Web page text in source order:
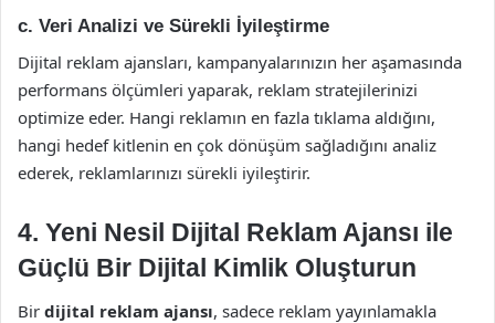
c. Veri Analizi ve Sürekli İyileştirme
Dijital reklam ajansları, kampanyalarınızın her aşamasında
performans ölçümleri yaparak, reklam stratejilerinizi
optimize eder. Hangi reklamın en fazla tıklama aldığını,
hangi hedef kitlenin en çok dönüşüm sağladığını analiz
ederek, reklamlarınızı sürekli iyileştirir.
4. Yeni Nesil Dijital Reklam Ajansı ile
Güçlü Bir Dijital Kimlik Oluşturun
Bir dijital reklam ajansı, sadece reklam yayınlamakla